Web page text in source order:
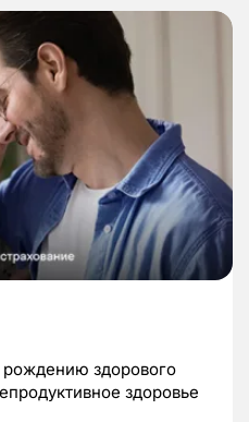
здорового
здоровье